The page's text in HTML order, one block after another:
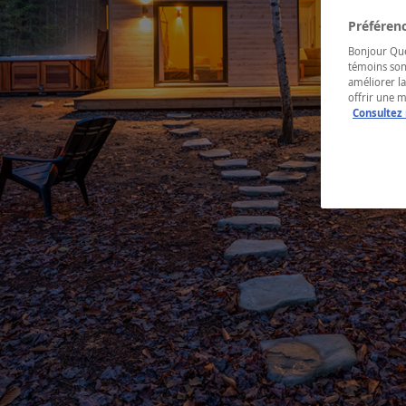
Bonjour
témoins
améliorer
offrir une